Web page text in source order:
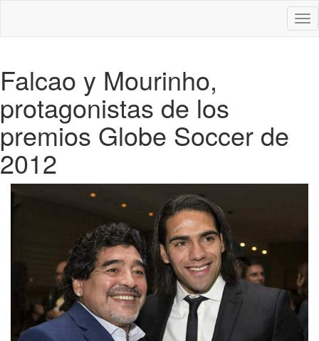
Falcao y Mourinho,
protagonistas de los
premios Globe Soccer de
2012